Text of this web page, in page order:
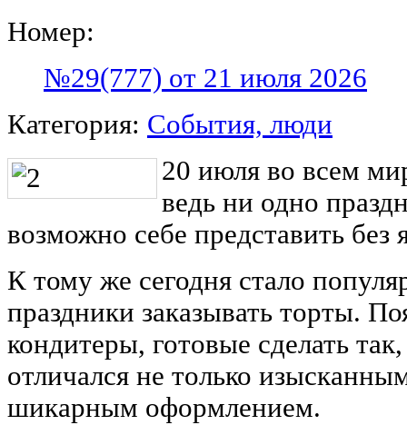
Номер:
№29(777) от 21 июля 2026
Категория: События, люди
20 июля во всем
ведь ни одно
возможно себе представить без
К тому же сегодня стало
праздники заказывать торты.
кондитеры, готовые сделать
отличался не только
шикарным оформлением.